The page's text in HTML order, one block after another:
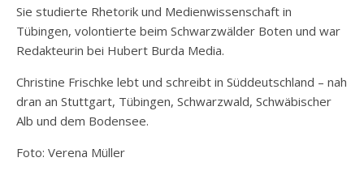
Sie studierte Rhetorik und Medienwissenschaft in
Tübingen, volontierte beim Schwarzwälder Boten und war
Redakteurin bei Hubert Burda Media.
Christine Frischke lebt und schreibt in Süddeutschland – nah
dran an Stuttgart, Tübingen, Schwarzwald, Schwäbischer
Alb und dem Bodensee.
Foto: Verena Müller